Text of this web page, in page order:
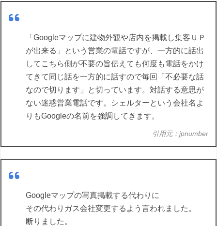
「Googleマップに建物外観や店内を掲載し集客ＵＰ
が出来る」という営業の電話ですが、一方的に話出
してこちら側が不要の旨伝えても何度も電話をかけ
てきて同じ話を一方的に話すので毎回「不必要な話
なので切ります」と切っています。対話する意思が
ない迷惑営業電話です。シェルターという会社名よ
りもGoogleの名前を強調してきます。
引用元：jpnumber
Googleマップの写真掲載する代わりに
その代わりガス会社変更するよう言われました。
断りました。